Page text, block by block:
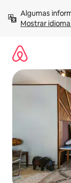
para
Mostrar